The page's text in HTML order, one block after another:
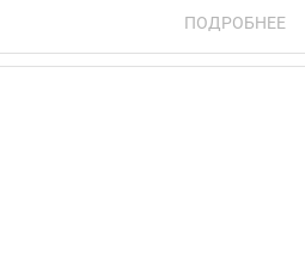
ПОДРОБНЕЕ